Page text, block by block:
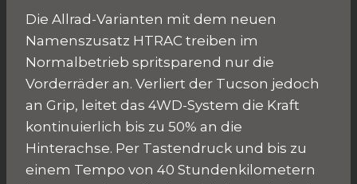
Die Allrad-Varianten mit dem neuen
Namenszusatz HTRAC treiben im
Normalbetrieb spritsparend nur die
Vorderräder an. Verliert der Tucson jedoch
an Grip, leitet das 4WD-System die Kraft
kontinuierlich bis zu 50% an die
Hinterachse. Per Tastendruck und bis zu
einem Tempo von 40 Stundenkilometern